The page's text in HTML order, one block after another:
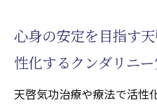
心身の安定を目指す
性化するクンダリニ
天啓気功治療や療法で活性